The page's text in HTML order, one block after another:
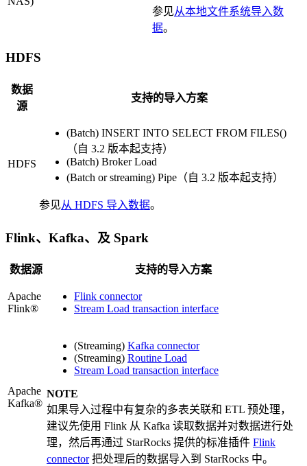
参见从本地文件系统导入数
据。
HDFS
数据
源
支持的导入方案
HDFS
(Batch) INSERT INTO SELECT FROM FILES()
（自 3.2 版本起支持）
(Batch) Broker Load
(Batch or streaming) Pipe（自 3.2 版本起支持）
参见从 HDFS 导入数据。
Flink、Kafka、及 Spark
数据源 支持的导入方案
Apache
Flink®
Flink connector
Stream Load transaction interface
Apache
Kafka®
(Streaming) Kafka connector
(Streaming) Routine Load
Stream Load transaction interface
NOTE
如果导入过程中有复杂的多表关联和 ETL 预处理，
建议先使用 Flink 从 Kafka 读取数据并对数据进行处
理，然后再通过 StarRocks 提供的标准插件 Flink
connector把处理后的数据导入到 StarRocks 中。